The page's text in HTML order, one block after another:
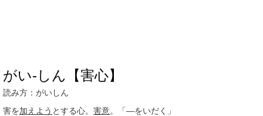
がい‐しん【害心】
読み方：がいしん
害を加えよう とする心。 害意。「―をいだく」